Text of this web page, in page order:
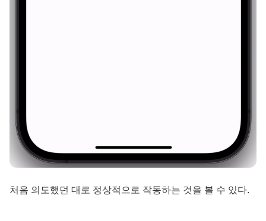
처음 의도했던 대로 정상적으로 작동하는 것을 볼 수 있다.